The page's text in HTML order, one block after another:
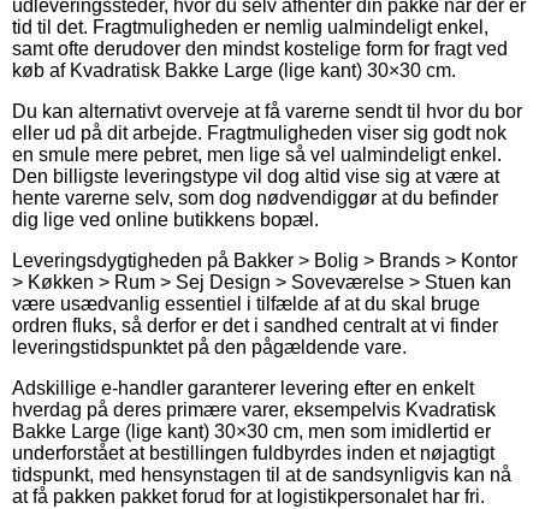
udleveringssteder, hvor du selv afhenter din pakke når der er
tid til det. Fragtmuligheden er nemlig ualmindeligt enkel,
samt ofte derudover den mindst kostelige form for fragt ved
køb af Kvadratisk Bakke Large (lige kant) 30×30 cm.
Du kan alternativt overveje at få varerne sendt til hvor du bor
eller ud på dit arbejde. Fragtmuligheden viser sig godt nok
en smule mere pebret, men lige så vel ualmindeligt enkel.
Den billigste leveringstype vil dog altid vise sig at være at
hente varerne selv, som dog nødvendiggør at du befinder
dig lige ved online butikkens bopæl.
Leveringsdygtigheden på Bakker > Bolig > Brands > Kontor
> Køkken > Rum > Sej Design > Soveværelse > Stuen kan
være usædvanlig essentiel i tilfælde af at du skal bruge
ordren fluks, så derfor er det i sandhed centralt at vi finder
leveringstidspunktet på den pågældende vare.
Adskillige e-handler garanterer levering efter en enkelt
hverdag på deres primære varer, eksempelvis Kvadratisk
Bakke Large (lige kant) 30×30 cm, men som imidlertid er
underforstået at bestillingen fuldbyrdes inden et nøjagtigt
tidspunkt, med hensynstagen til at de sandsynligvis kan nå
at få pakken pakket forud for at logistikpersonalet har fri.